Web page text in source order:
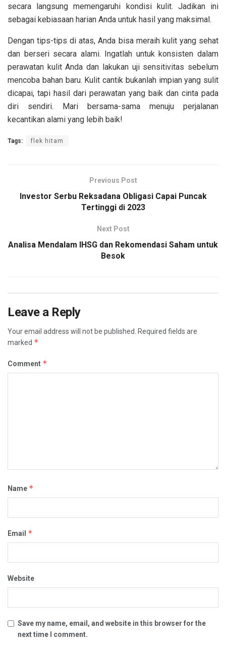
secara langsung memengaruhi kondisi kulit. Jadikan ini
sebagai kebiasaan harian Anda untuk hasil yang maksimal.
Dengan tips-tips di atas, Anda bisa meraih kulit yang sehat
dan berseri secara alami. Ingatlah untuk konsisten dalam
perawatan kulit Anda dan lakukan uji sensitivitas sebelum
mencoba bahan baru. Kulit cantik bukanlah impian yang sulit
dicapai, tapi hasil dari perawatan yang baik dan cinta pada
diri sendiri. Mari bersama-sama menuju perjalanan
kecantikan alami yang lebih baik!
Tags: flek hitam
Previous Post
Investor Serbu Reksadana Obligasi Capai Puncak
Tertinggi di 2023
Next Post
Analisa Mendalam IHSG dan Rekomendasi Saham untuk
Besok
Leave a Reply
Your email address will not be published.
Required fields are
marked *
Comment *
Name *
Email *
Website
Save my name, email, and website in this browser for the
next time I comment.